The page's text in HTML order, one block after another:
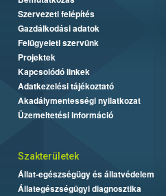
Szervezeti felépítés
Gazdálkodási adatok
Felügyeleti szervünk
Projektek
Kapcsolódó linkek
Adatkezelési tájékoztató
Akadálymentességi nyilatkozat
Üzemeltetési információ
Szakterületek
Állat-egészségügy és állatvédelem
Állategészségügyi diagnosztika